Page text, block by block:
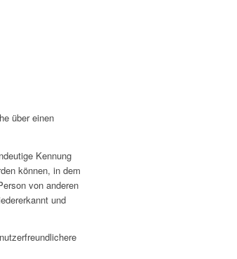
über einen
Kennung
können, in dem
von anderen
und